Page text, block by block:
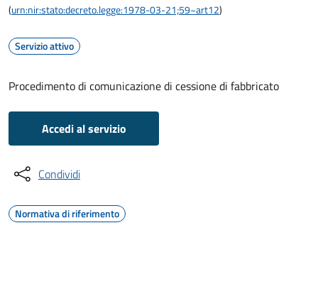
(urn:nir:stato:decreto.legge:1978-03-21;59~art12)
Servizio attivo
Procedimento di comunicazione di cessione di fabbricato
Accedi al servizio
Condividi
Normativa di riferimento